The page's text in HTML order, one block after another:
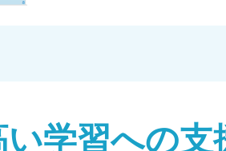
学習への支